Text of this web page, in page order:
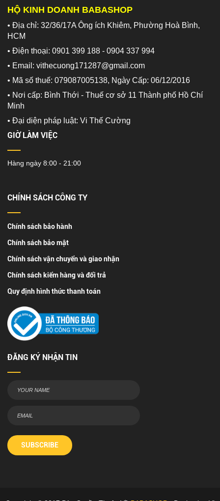
HỘ KINH DOANH BABASHOP
• Địa chỉ: 32/36/17A Ông ích Khiêm, Phường Hoà Bình,
HCM
• Điện thoại: 0901 399 188 - 0904 337 994
• Email: vithecuong171287@gmail.com
• Mã số thuế: 079087005138, Ngày Cấp: 06/12/2016
• Nơi cấp: Bình Thới - Thuế cơ sở 11 Thành phố Hồ Chí
Minh
• Đại diện pháp luật: Vi Thế Cường
GIỜ LÀM VIỆC
Hàng ngày 8:00 - 21:00
CHÍNH SÁCH CÔNG TY
Chính sách bảo hành
Chính sách bảo mật
Chính sách vận chuyển và giao nhận
Chính sách kiểm hàng và đổi trả
Quy định hình thức thanh toán
ĐĂNG KÝ NHẬN TIN
SUBSCRIBE